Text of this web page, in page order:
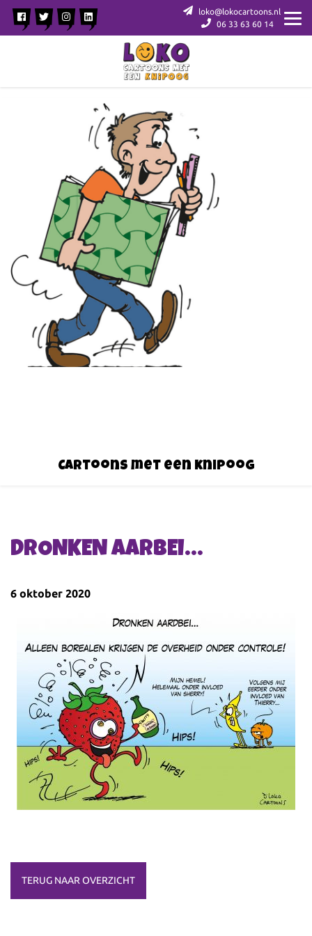
loko@lokocartoons.nl
06 33 63 60 14
Cartoons met een knipoog
DRONKEN AARBEI…
6 oktober 2020
TERUG NAAR OVERZICHT